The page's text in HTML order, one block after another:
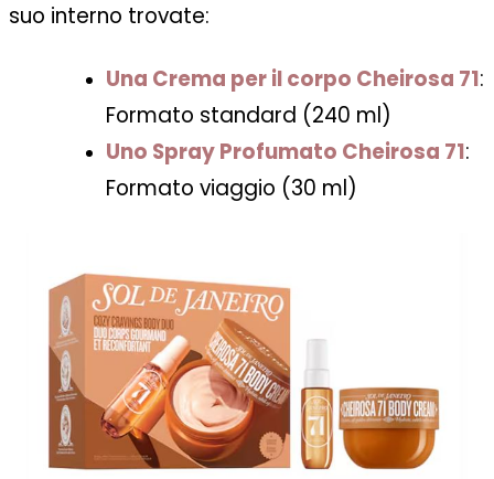
suo interno trovate:
Una Crema per il corpo Cheirosa 71:
Formato standard (240 ml)
Uno Spray Profumato Cheirosa 71:
Formato viaggio (30 ml)